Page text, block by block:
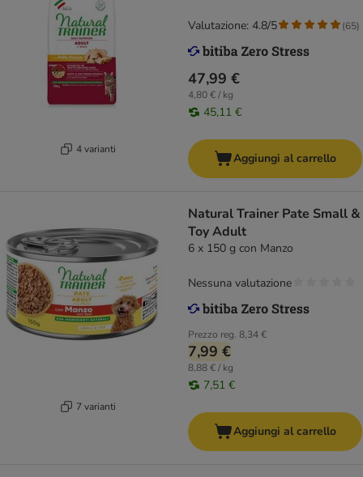
4 varianti
47,99 €
4,80 € / kg
45,11 €
Valutazione: 4.8/5 (65)
Aggiungi al carrello
7 varianti
Natural Trainer Pate Small &
Toy Adult
6 x 150 g con Manzo
Prezzo reg. 8,34 €
7,99 €
8,88 € / kg
7,51 €
Nessuna valutazione
Aggiungi al carrello